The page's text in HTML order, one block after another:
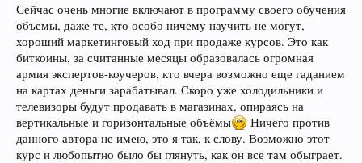
Сейчас очень многие включают в программу своего обучения
объемы, даже те, кто особо ничему научить не могут,
хороший маркетинговый ход при продаже курсов. Это как
биткоины, за считанные месяцы образовалась огромная
армия экспертов-коучеров, кто вчера возможно еще гаданием
на картах деньги зарабатывал. Скоро уже холодильники и
телевизоры будут продавать в магазинах, опираясь на
вертикальные и горизонтальные объёмы
Ничего против
данного автора не имею, это я так, к слову. Возможно этот
курс и любопытно было бы глянуть, как он все там обыграет.